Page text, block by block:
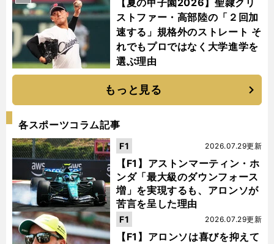
【夏の甲子園2026】聖隷クリ
ストファー・高部陸の「２回加
速する」規格外のストレート そ
れでもプロではなく大学進学を
選ぶ理由
もっと見る
各スポーツコラム記事
【F1】アストンマーティン・ホ
ンダ「最大級のダウンフォース
増」を実現するも、アロンソが
苦言を呈した理由
2026.07.29更新
F1
【F1】アロンソは喜びを抑えて
2026.07.29更新
F1